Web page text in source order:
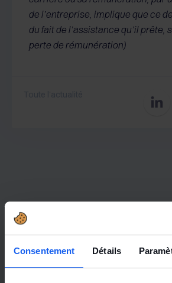
Consentement Détails
de l’entreprise, implique que ce
du fait de l’assistance qu’il prête,
perte de rémunération)